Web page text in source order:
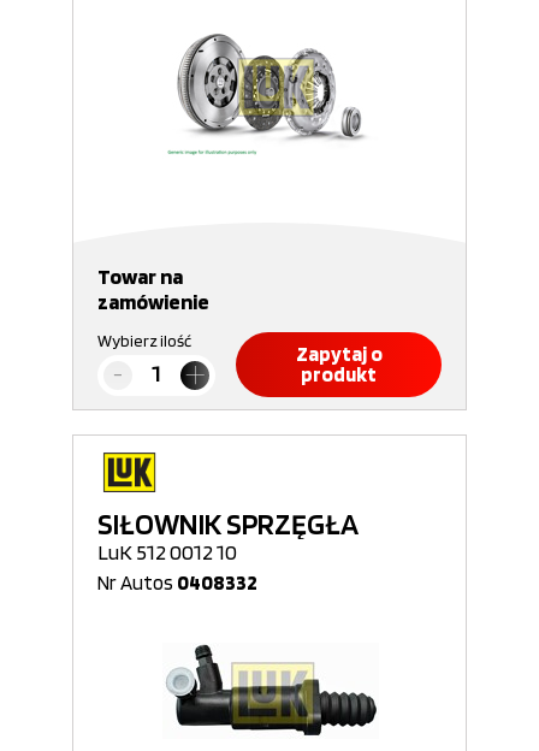
Towar na
zamówienie
Wybierz ilość
Zapytaj o
produkt
SIŁOWNIK SPRZĘGŁA
LuK 512 0012 10
Nr Autos 0408332